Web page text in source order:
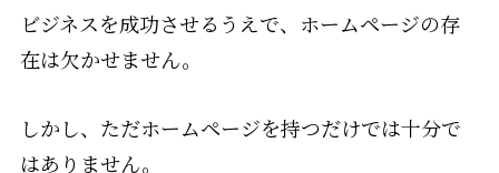
ビジネスを成功させるうえで、ホームページの存
在は欠かせません。
しかし、ただホームページを持つだけでは十分で
はありません。